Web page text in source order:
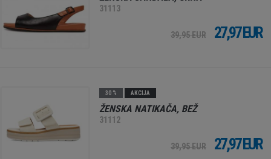
31113
39,95 EUR 27,97 EUR
30 % AKCIJA
ŽENSKA NATIKAČA, BEŽ
31112
39,95 EUR 27,97 EUR